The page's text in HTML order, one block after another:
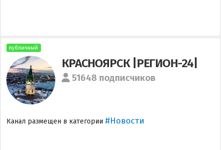
публичный
КРАСНОЯРСК |РЕГИОН-24|
51648 подписчиков
Канал размещен в категории #Новости